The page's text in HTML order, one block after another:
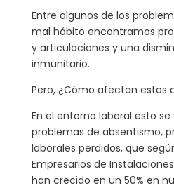
Entre algunos de los
mal hábito encontramos
y articulaciones y una
inmunitario.
Pero, ¿Cómo afectan estos
En el entorno laboral esto
problemas de absentismo,
laborales perdidos, que
Empresarios de
han crecido en un 50% en